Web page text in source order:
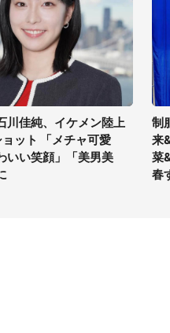
川佳純、イケメン陸上
ット 「メチャ可愛
いい笑顔」「美男美
制
来
菜
春